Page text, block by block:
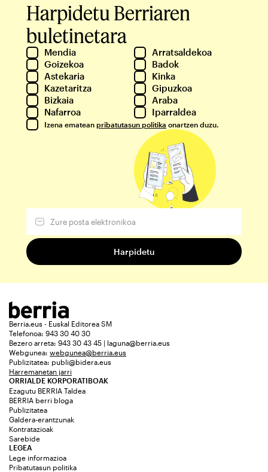
Harpidetu Berriaren
buletinetara
Mendia
Arratsaldekoa
Goizekoa
Badok
Astekaria
Kinka
Kazetaritza
Gipuzkoa
Bizkaia
Araba
Nafarroa
Iparraldea
Izena ematean pribatutasun politika onartzen duzu.
Berria.eus - Euskal Editorea SM
Telefonoa: 943 30 40 30
Bezero arreta: 943 30 43 45 | laguna@berria.eus
Webgunea: webgunea@berria.eus
Publizitatea: publi@bidera.eus
Harremanetan jarri
ORRIALDE KORPORATIBOAK
Ezagutu BERRIA Taldea
BERRIA berri bloga
Publizitatea
Galdera-erantzunak
Kontratazioak
Sarebide
LEGEA
Lege informazioa
Pribatutasun politika